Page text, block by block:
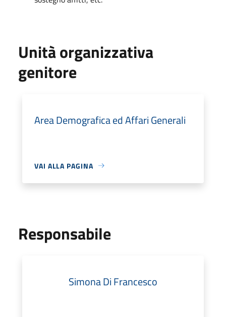
Unità organizzativa
genitore
Area Demografica ed Affari Generali
VAI ALLA PAGINA
Responsabile
Simona Di Francesco